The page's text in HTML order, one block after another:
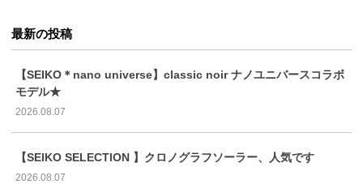
最新の投稿
【SEIKO＊nano universe】classic noir ナノユニバースコラボ
モデル★
2026.08.07
【SEIKO SELECTION 】クロノグラフソーラー、人気です
2026.08.07